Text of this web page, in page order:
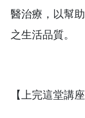
醫治療，以幫
之生活品質。
【上完這堂講